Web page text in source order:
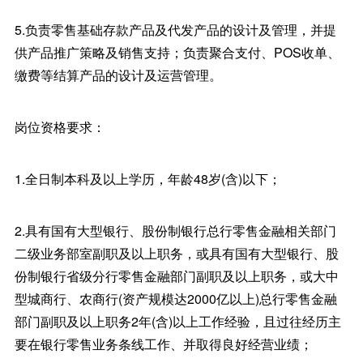
5.负责零售基础存款产品及代发产品的设计及管理，并提
供产品推广策略及销售支持；负责聚合支付、POS收单、
缴费等结算产品的设计及运营管理。
岗位资格要求：
1.全日制本科及以上学历，年龄48岁(含)以下；
2.具有国有大型银行、股份制银行总行零售金融相关部门
二级业务部室副职及以上职务，或具有国有大型银行、股
份制银行省级分行零售金融部门副职及以上职务，或大中
型城商行、农商行(资产规模达2000亿以上)总行零售金融
部门副职及以上职务2年(含)以上工作经验，且过往经历主
要在银行零售业务条线工作、并取得良好经营业绩；